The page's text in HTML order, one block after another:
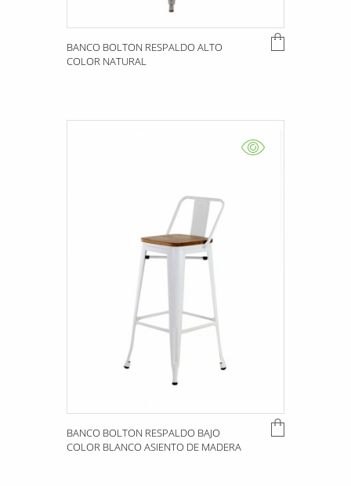
BANCO BOLTON RESPALDO ALTO
COLOR NATURAL
BANCO BOLTON RESPALDO BAJO
COLOR BLANCO ASIENTO DE MADERA